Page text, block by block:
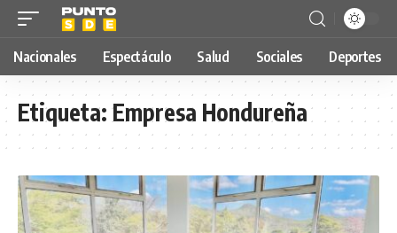
Nacionales Espectáculo Salud Sociales Deportes
Etiqueta:Empresa Hondureña